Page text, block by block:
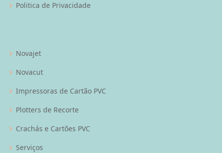
Politica de Privacidade
Novajet
Novacut
Impressoras de Cartão PVC
Plotters de Recorte
Crachás e Cartões PVC
Serviços